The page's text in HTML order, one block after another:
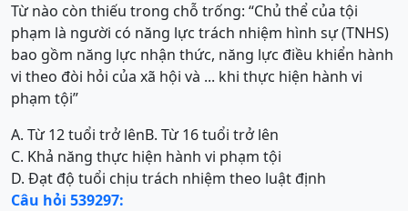
Từ nào còn thiếu trong chỗ trống: “Chủ thể của tội
phạm là người có năng lực trách nhiệm hình sự (TNHS)
bao gồm năng lực nhận thức, năng lực điều khiển hành
vi theo đòi hỏi của xã hội và ... khi thực hiện hành vi
phạm tội”
A. Từ 12 tuổi trở lênB. Từ 16 tuổi trở lên
C. Khả năng thực hiện hành vi phạm tội
D. Đạt độ tuổi chịu trách nhiệm theo luật định
Câu hỏi 539297: